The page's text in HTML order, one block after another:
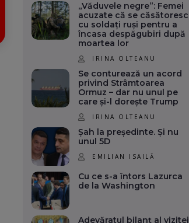
„Văduvele negre”: Femei
acuzate că se căsătoresc
cu soldați ruși pentru a
încasa despăgubiri după
moartea lor
IRINA OLTEANU
Se conturează un acord
privind Strâmtoarea
Ormuz – dar nu unul pe
care și-l dorește Trump
IRINA OLTEANU
Șah la președinte. Și nu
unul 5D
EMILIAN ISAILĂ
Cu ce s-a întors Lazurca
de la Washington
Adevăratul bilanț al vizitei